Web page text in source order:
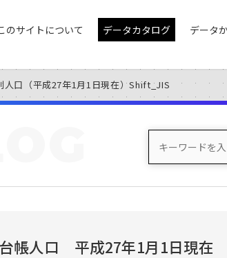
のサイトについて データカタログ データ
人口（平成27年1月1日現在）Shift_JIS
台帳人口 平成27年1月1日現在